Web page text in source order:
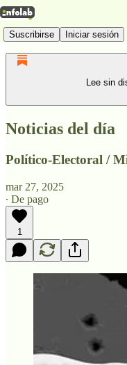
Suscribirse Iniciar sesión
Lee sin
Noticias del día
Político-Electoral /
mar 27, 2025
∙ De pago
1